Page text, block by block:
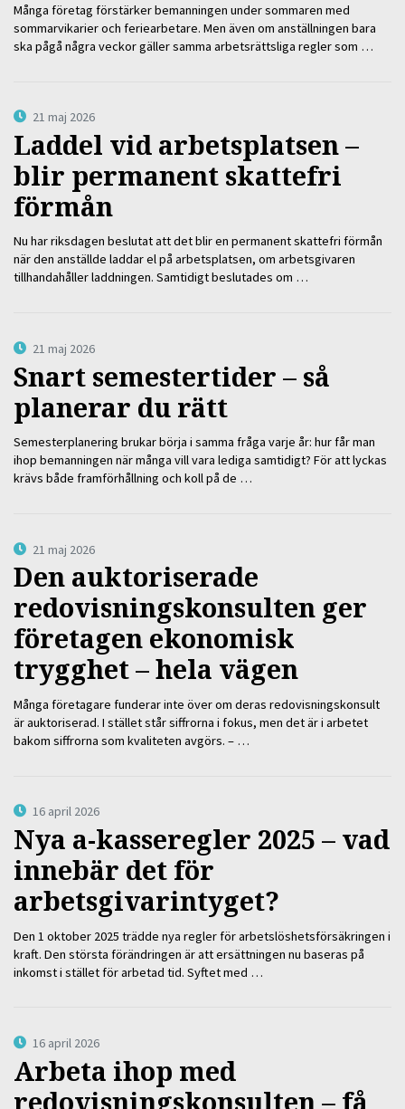
Många företag förstärker bemanningen under sommaren med
sommarvikarier och feriearbetare. Men även om anställningen bara
ska pågå några veckor gäller samma arbetsrättsliga regler som …
21 maj 2026
Laddel vid arbetsplatsen –
blir permanent skattefri
förmån
Nu har riksdagen beslutat att det blir en permanent skattefri förmån
när den anställde laddar el på arbetsplatsen, om arbetsgivaren
tillhandahåller laddningen. Samtidigt beslutades om …
21 maj 2026
Snart semestertider – så
planerar du rätt
Semesterplanering brukar börja i samma fråga varje år: hur får man
ihop bemanningen när många vill vara lediga samtidigt? För att lyckas
krävs både framförhållning och koll på de …
21 maj 2026
Den auktoriserade
redovisningskonsulten ger
företagen ekonomisk
trygghet – hela vägen
Många företagare funderar inte över om deras redovisningskonsult
är auktoriserad. I stället står siffrorna i fokus, men det är i arbetet
bakom siffrorna som kvaliteten avgörs. – …
16 april 2026
Nya a-kasseregler 2025 – vad
innebär det för
arbetsgivarintyget?
Den 1 oktober 2025 trädde nya regler för arbetslöshetsförsäkringen i
kraft. Den största förändringen är att ersättningen nu baseras på
inkomst i stället för arbetad tid. Syftet med …
16 april 2026
Arbeta ihop med
redovisningskonsulten – få